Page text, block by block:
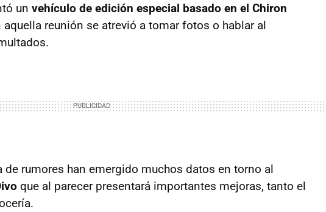
un vehículo de edición especial basado en el Chiron
aquella reunión se atrevió a tomar fotos o hablar al
de rumores han emergido muchos datos en torno al
que al parecer presentará importantes mejoras, tanto el